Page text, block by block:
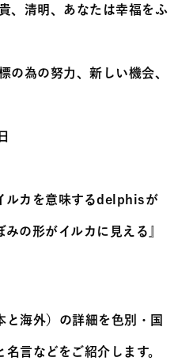
、清明、あなたは幸福をふ
の為の努力、新しい機会、
ルカを意味するdelphisが
の形がイルカに見える』
と海外）の詳細を色別・国
言などをご紹介します。